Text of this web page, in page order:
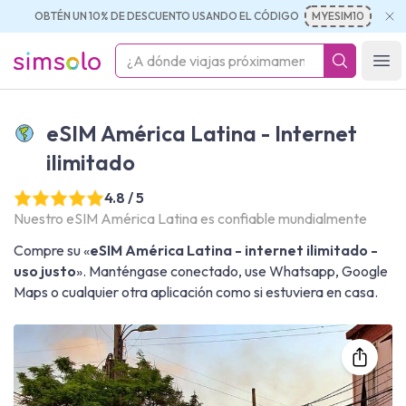
OBTÉN UN 10% DE DESCUENTO USANDO EL CÓDIGO MYESIM10
simsolo
eSIM América Latina - Internet
ilimitado
4.8 / 5
Nuestro eSIM América Latina es confiable mundialmente
Compre su «eSIM América Latina - internet ilimitado -
uso justo». Manténgase conectado, use Whatsapp, Google
Maps o cualquier otra aplicación como si estuviera en casa.